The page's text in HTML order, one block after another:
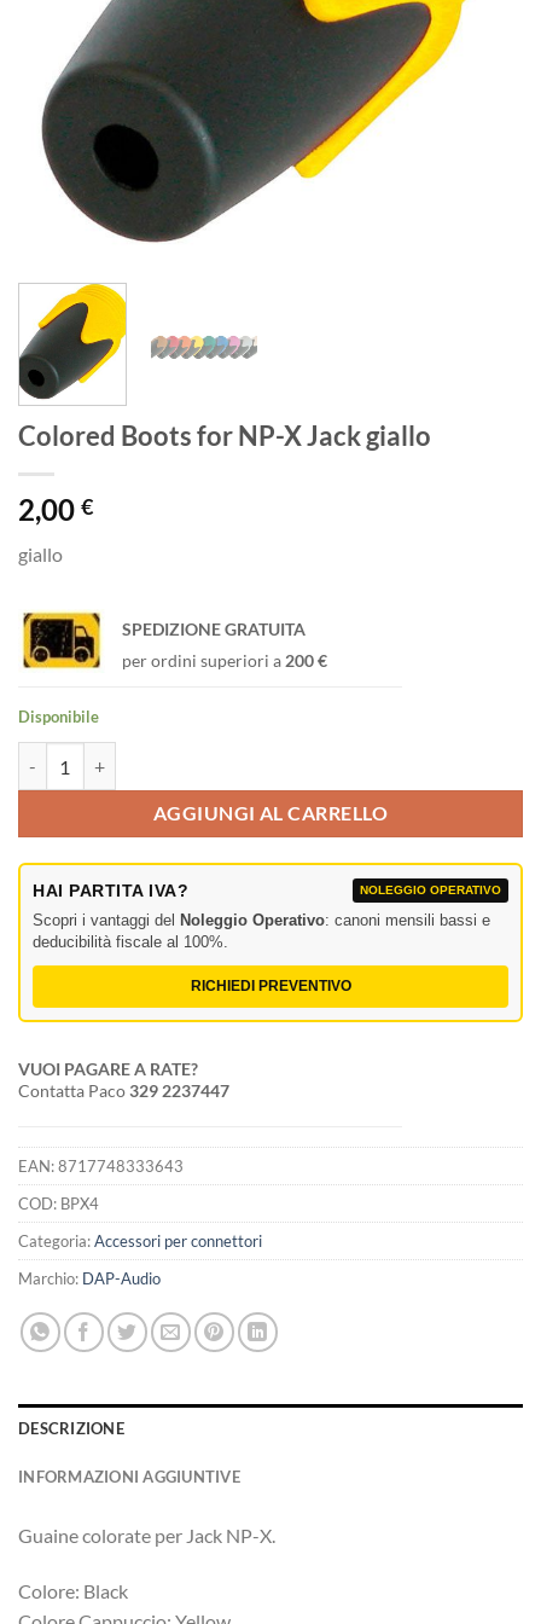
Colored Boots for NP-X Jack giallo
2,00 €
giallo
SPEDIZIONE GRATUITA
per ordini superiori a 200 €
Disponibile
AGGIUNGI AL CARRELLO
HAI PARTITA IVA? NOLEGGIO OPERATIVO
Scopri i vantaggi del Noleggio Operativo: canoni mensili bassi e
deducibilità fiscale al 100%.
RICHIEDI PREVENTIVO
VUOI PAGARE A RATE?
Contatta Paco329 2237447
EAN:8717748333643
COD: BPX4
Categoria:Accessori per connettori
Marchio: DAP-Audio
DESCRIZIONE
INFORMAZIONI AGGIUNTIVE
Guaine colorate per Jack NP-X.
Colore: Black